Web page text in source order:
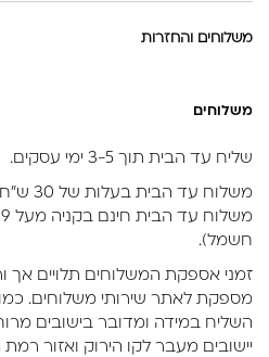
משלוחים והחזרות
משלוחים
שליח עד הבית תוך 3-5 ימי עסקים.
משלוח עד הבית בעלות של 30 ש״ח.
חשמל).
זמני אספקת המשלוחים תלויים אך
מספקת לאתר שירותי משלוחים. כמו
השליח במידה ומדובר בישובים
יישובים מעבר לקו הירוק ואזור רמת